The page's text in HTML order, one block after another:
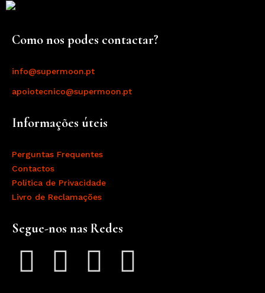
Como nos podes contactar?
info@supermoon.pt
apoiotecnico@supermoon.pt
Informações úteis
Perguntas Frequentes
Contactos
Política de Privacidade
Livro de Reclamações
Segue-nos nas Redes